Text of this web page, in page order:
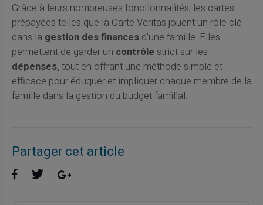
Grâce à leurs nombreuses fonctionnalités, les cartes
prépayées telles que la Carte Veritas jouent un rôle clé
dans la gestion des financesd'une famille. Elles
permettent de garder un contrôle strict sur les
dépenses,tout en offrant une méthode simple et
efficace pour éduquer et impliquer chaque membre de la
famille dans la gestion du budget familial.
Partager cet article